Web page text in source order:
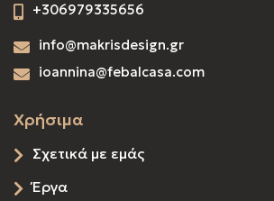
+306979335656
info@makrisdesign.gr
ioannina@febalcasa.com
Χρήσιμα
Σχετικά με εμάς
Έργα